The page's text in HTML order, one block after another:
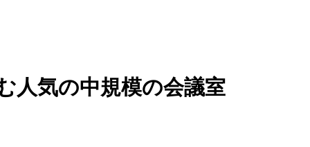
人気の中規模の会議室